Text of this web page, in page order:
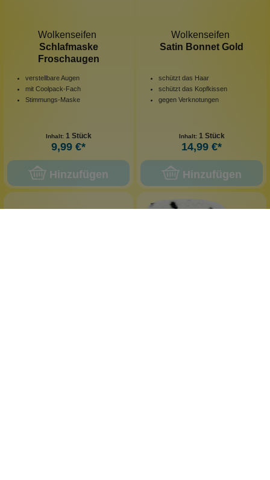
Wolkenseifen
Schlafmaske
Froschaugen
verstellbare Augen
mit Coolpack-Fach
Stimmungs-Maske
Inhalt: 1 Stück
9,99 €*
Hinzufügen
Wolkenseifen
Satin Bonnet Gold
schützt das Haar
schützt das Kopfkissen
gegen Verknotungen
Inhalt: 1 Stück
14,99 €*
Hinzufügen